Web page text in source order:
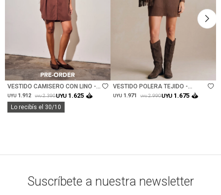
Talle
VESTIDO CAMISERO CON LINO -
MARRON
UYU 1.912 UYU 2.390UYU 1.625
Lo recibís el 30/10
VESTIDO POLERA TEJIDO -
CHOCOLATE
UYU 1.971 UYU 2.990UYU 1.675
Suscríbete a nuestra newsletter